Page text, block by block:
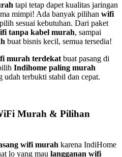
tapi tetap dapet kualitas jaringan
mimpi! Ada banyak pilihan wifi
sesuai kebutuhan. Dari paket
tanpa kabel murah, sampai
buat bisnis kecil, semua tersedia!
murah terdekatbuat pasang di
Indihome paling murah
terbukti stabil dan cepat.
Murah & Pilihan
wifi murah karena IndiHome
lo yang mau langganan wifi